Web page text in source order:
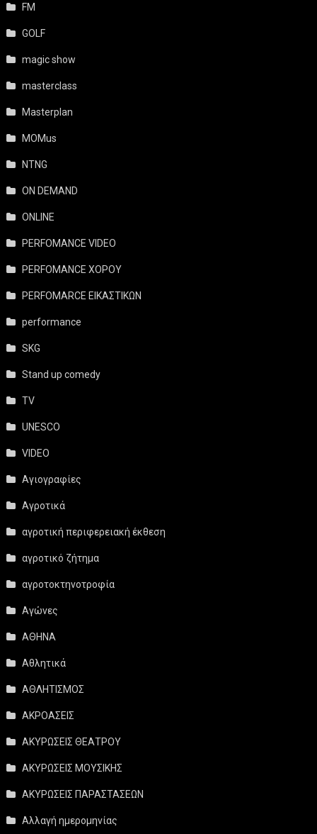
FM
GOLF
magic show
masterclass
Masterplan
MOMus
NTNG
ON DEMAND
ONLINE
PERFOMANCE VIDEO
PERFOMANCE ΧΟΡΟΥ
PERFOMARCE ΕΙΚΑΣΤΙΚΩΝ
performance
SKG
Stand up comedy
TV
UNESCO
VIDEO
Αγιογραφίες
Αγροτικά
αγροτική περιφερειακή έκθεση
αγροτικό ζήτημα
αγροτοκτηνοτροφία
Αγώνες
ΑΘΗΝΑ
Αθλητικά
ΑΘΛΗΤΙΣΜΟΣ
ΑΚΡΟΑΣΕΙΣ
ΑΚΥΡΩΣΕΙΣ ΘΕΑΤΡΟΥ
ΑΚΥΡΩΣΕΙΣ ΜΟΥΣΙΚΗΣ
ΑΚΥΡΩΣΕΙΣ ΠΑΡΑΣΤΑΣΕΩΝ
Αλλαγή ημερομηνίας